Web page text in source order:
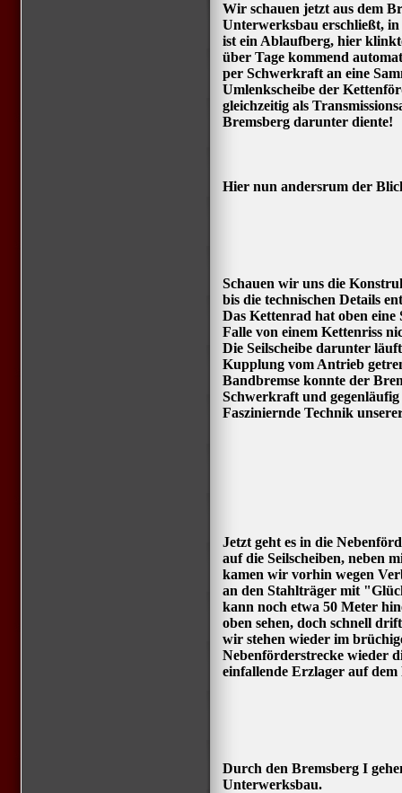
Wir schauen jetzt aus dem
Unterwerksbau erschließt,
ist ein Ablaufberg, hier
über Tage kommend
per Schwerkraft an eine
Umlenkscheibe der
gleichzeitig als
Bremsberg darunter diente!
Hier nun andersrum der
Schauen wir uns die
bis die technischen Details
Das Kettenrad hat oben
Falle von einem Kettenriss
Die Seilscheibe darunter
Kupplung vom Antrieb
Bandbremse konnte der
Schwerkraft und
Fasziniernde Technik
Jetzt geht es in die
auf die Seilscheiben, neben
kamen wir vorhin wegen
an den Stahlträger mit
kann noch etwa 50 Meter
oben sehen, doch schnell
wir stehen wieder im
Nebenförderstrecke wieder
einfallende Erzlager auf dem
Durch den Bremsberg I
Unterwerksbau.